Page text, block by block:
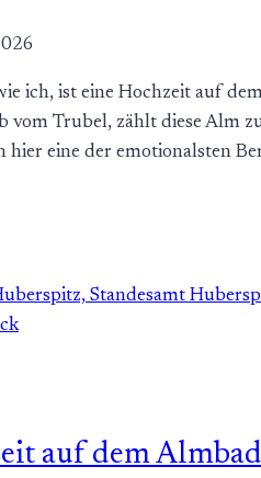
ich, ist eine Hochzeit auf
vom Trubel, zählt diese Alm
eine der emotionalsten
auf dem